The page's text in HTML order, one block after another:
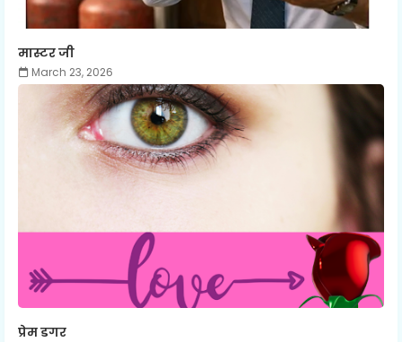
मास्टर जी
March 23, 2026
प्रेम डगर